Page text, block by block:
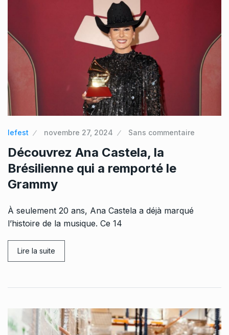
lefest novembre 27, 2024 Sans commentaire
Découvrez Ana Castela, la
Brésilienne qui a remporté le
Grammy
À seulement 20 ans, Ana Castela a déjà marqué
l’histoire de la musique. Ce 14
Lire la suite